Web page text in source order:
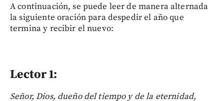
A continuación, se puede leer de manera alternada
la siguiente oración para despedir el año que
termina y recibir el nuevo:
Lector 1:
Señor, Dios, dueño del tiempo y de la eternidad,